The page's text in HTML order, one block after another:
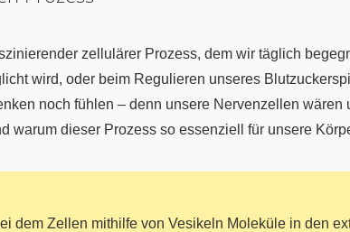
zellulärer Prozess, dem wir täglich
wird, oder beim Regulieren unseres
noch fühlen – denn unsere Nervenzellen
warum dieser Prozess so essenziell für unsere
dem Zellen mithilfe von Vesikeln Moleküle in den